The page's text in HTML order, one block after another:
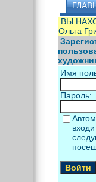
ВЫ
Ольга
Имя
Пароль: